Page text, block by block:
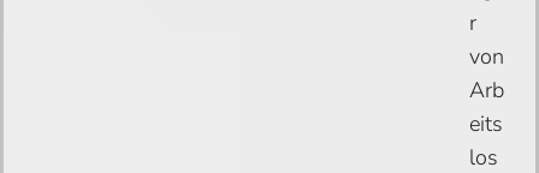
r
von
Arb
eits
los